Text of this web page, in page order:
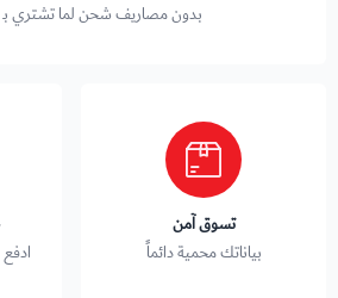
بدون مصاريف شحن لما تشتري بـ 350 ريال
تسوق آمن
بياناتك محمية دائماً